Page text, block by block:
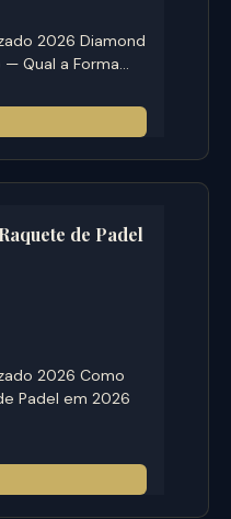
2026 Diamond
— Qual a Forma…
de Padel
2026 Como
Padel em 2026